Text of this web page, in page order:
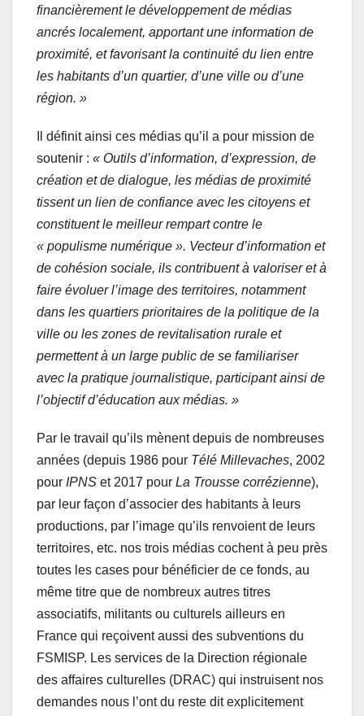
financièrement le développement de médias
ancrés localement, apportant une information de
proximité, et favorisant la continuité du lien entre
les habitants d’un quartier, d’une ville ou d’une
région. »
Il définit ainsi ces médias qu’il a pour mission de
soutenir : « Outils d’information, d’expression, de
création et de dialogue, les médias de proximité
tissent un lien de confiance avec les citoyens et
constituent le meilleur rempart contre le
« populisme numérique ». Vecteur d’information et
de cohésion sociale, ils contribuent à valoriser et à
faire évoluer l’image des territoires, notamment
dans les quartiers prioritaires de la politique de la
ville ou les zones de revitalisation rurale et
permettent à un large public de se familiariser
avec la pratique journalistique, participant ainsi de
l’objectif d’éducation aux médias. »
Par le travail qu’ils mènent depuis de nombreuses
années (depuis 1986 pour Télé Millevaches, 2002
pour IPNS et 2017 pour La Trousse corrézienne),
par leur façon d’associer des habitants à leurs
productions, par l’image qu’ils renvoient de leurs
territoires, etc. nos trois médias cochent à peu près
toutes les cases pour bénéficier de ce fonds, au
même titre que de nombreux autres titres
associatifs, militants ou culturels ailleurs en
France qui reçoivent aussi des subventions du
FSMISP. Les services de la Direction régionale
des affaires culturelles (DRAC) qui instruisent nos
demandes nous l’ont du reste dit explicitement